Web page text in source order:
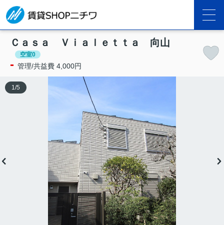
Ｃａｓａ Ｖｉａｌｅｔｔａ 向山
空室0
- 管理/共益費 4,000円
1 /5